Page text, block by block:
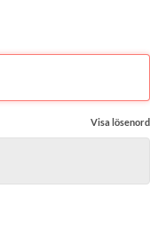
Visa lösenord